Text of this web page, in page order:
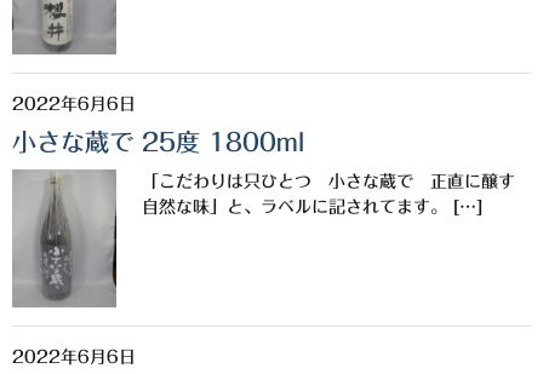
軸屋酒造
吉永酒造場
田村合名
薩摩酒造
知覧醸造
白石酒造
白玉醸造
甲斐商店
2022年6月6日
小さな蔵で 25度 1800ml
「こだわりは只ひとつ 小さな蔵で 正直に醸す
自然な味」と、ラベルに記されてます。 […]
2022年6月6日